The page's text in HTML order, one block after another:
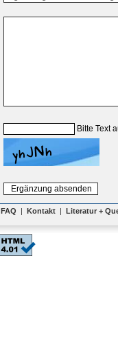
Bitte Text
FAQ | Kontakt | Literatur +